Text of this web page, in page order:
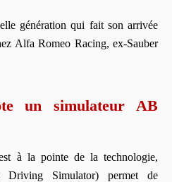
génération qui fait son arrivée
Alfa Romeo Racing, ex-Sauber
un simulateur AB
à la pointe de la technologie,
Driving Simulator) permet de